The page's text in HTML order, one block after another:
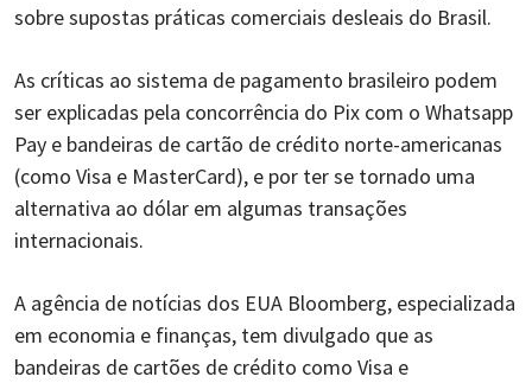
sobre supostas práticas comerciais desleais do Brasil.
As críticas ao sistema de pagamento brasileiro podem
ser explicadas pela concorrência do Pix com o Whatsapp
Pay e bandeiras de cartão de crédito norte-americanas
(como Visa e MasterCard), e por ter se tornado uma
alternativa ao dólar em algumas transações
internacionais.
A agência de notícias dos EUA Bloomberg, especializada
em economia e finanças, tem divulgado que as
bandeiras de cartões de crédito como Visa e